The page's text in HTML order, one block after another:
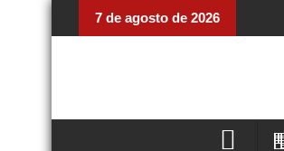
7 de agosto de 2026